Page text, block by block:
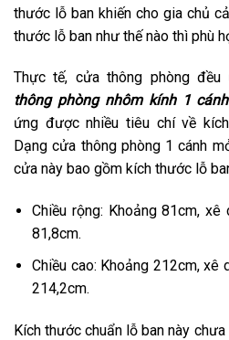
thước lỗ ban khiến cho gia chủ
thước lỗ ban như thế nào thì phù
Thực tế, cửa thông phòng đều
thông phòng nhôm kính 1
ứng được nhiều tiêu chí về
Dạng cửa thông phòng 1 cánh
cửa này bao gồm kích thước lỗ
Chiều rộng: Khoảng 81cm,
81,8cm.
Chiều cao: Khoảng 212cm,
214,2cm.
Kích thước chuẩn lỗ ban này